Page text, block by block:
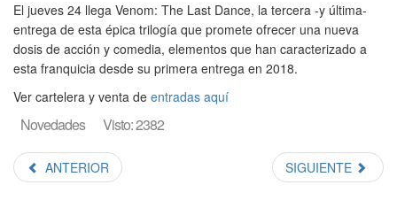
El jueves 24 llega Venom: The Last Dance, la tercera -y última-
entrega de esta épica trilogía que promete ofrecer una nueva
dosis de acción y comedia, elementos que han caracterizado a
esta franquicia desde su primera entrega en 2018.
Ver cartelera y venta de entradas aquí
Novedades Visto: 2382
ANTERIOR SIGUIENTE